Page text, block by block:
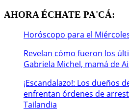
AHORA ÉCHATE PA'CÁ:
Horóscopo para el
Revelan cómo fueron los
Gabriela Michel, mamá de
¡Escandalazo!: Los dueños
enfrentan órdenes de
Tailandia